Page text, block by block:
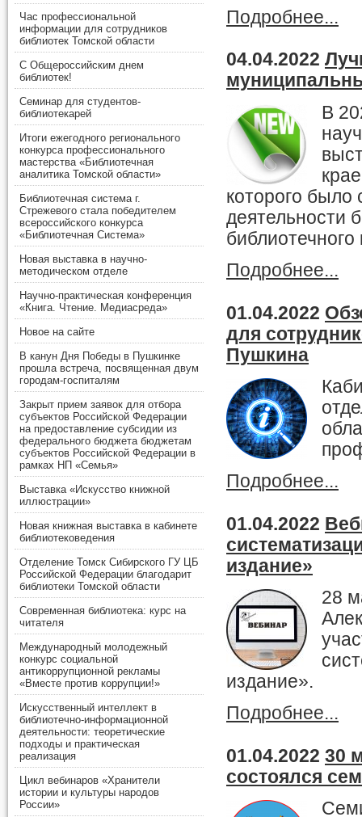
Час профессиональной
информации для сотрудников
библиотек Томской области
С Общероссийским днем
библиотек!
Семинар для студентов-
библиотекарей
Итоги ежегодного регионального
конкурса профессионального
мастерства «Библиотечная
аналитика Томской области»
Библиотечная система г.
Стрежевого стала победителем
всероссийского конкурса
«Библиотечная Система»
Новая выставка в научно-
методическом отделе
Научно-практическая конференция
«Книга. Чтение. Медиасреда»
Новое на сайте
В канун Дня Победы в Пушкинке
прошла встреча, посвященная двум
городам-госпиталям
Закрыт прием заявок для отбора
субъектов Российской Федерации
на предоставление субсидии из
федерального бюджета бюджетам
субъектов Российской Федерации в
рамках НП «Семья»
Выставка «Искусство книжной
иллюстрации»
Новая книжная выставка в кабинете
библиотековедения
Отделение Томск Сибирского ГУ ЦБ
Российской Федерации благодарит
библиотеки Томской области
Современная библиотека: курс на
читателя
Международный молодежный
конкурс социальной
антикоррупционной рекламы
«Вместе против коррупции!»
Искусственный интеллект в
библиотечно-информационной
деятельности: теоретические
подходы и практическая
реализация
Цикл вебинаров «Хранители
истории и культуры народов
России»
Подробнее...
04.04.2022
В
которого было
деятельности
Подробнее...
01.04.2022
для
Пушкина
Подробнее...
01.04.2022
издание»
28
издание».
Подробнее...
01.04.2022 30
состоялся